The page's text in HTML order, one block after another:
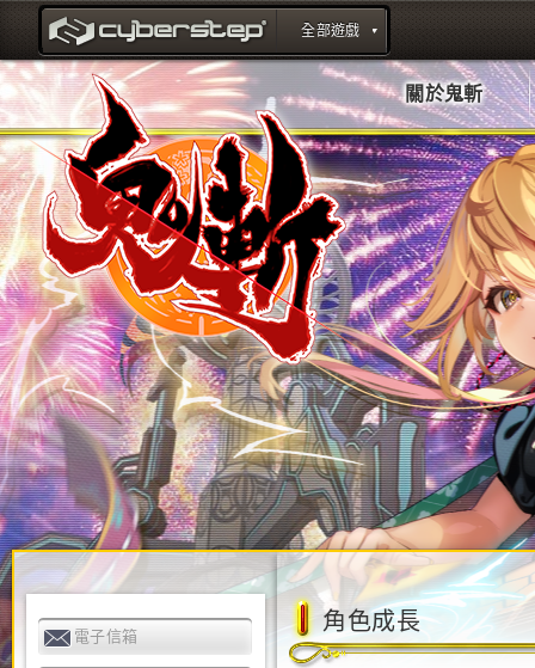
title : CyberStep官方網站
全部遊戲
關於鬼斬
電子信箱 角色成長